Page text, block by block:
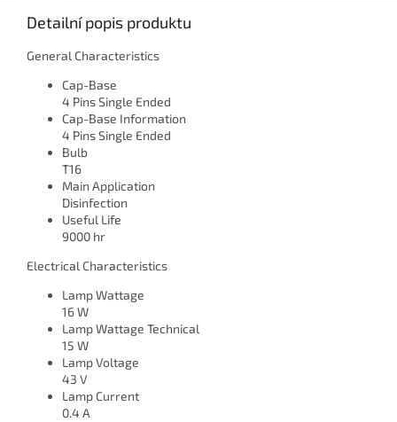
Detailní popis produktu
General Characteristics
Cap-Base
4 Pins Single Ended
Cap-Base Information
4 Pins Single Ended
Bulb
T16
Main Application
Disinfection
Useful Life
9000 hr
Electrical Characteristics
Lamp Wattage
16 W
Lamp Wattage Technical
15 W
Lamp Voltage
43 V
Lamp Current
0.4 A